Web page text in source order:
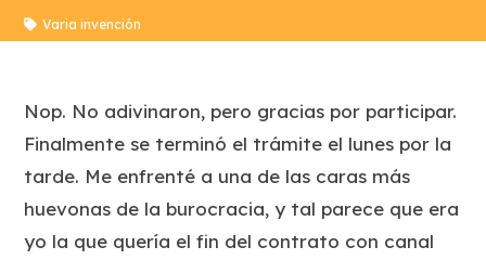
Varia invención
Nop. No adivinaron, pero gracias por participar.
Finalmente se terminó el trámite el lunes por la
tarde. Me enfrenté a una de las caras más
huevonas de la burocracia, y tal parece que era
yo la que quería el fin del contrato con canal